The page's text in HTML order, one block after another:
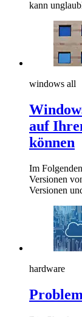
kann
windows all
auf
können
Im
Versionen
Versionen
hardware